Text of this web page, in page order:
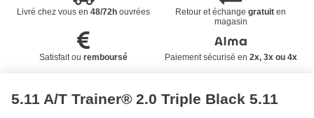
Livré chez vous en 48/72houvrées Retour et échangegratuit en
magasin
Satisfait ou remboursé Paiement sécurisé en 2x, 3x ou 4x
5.11 A/T Trainer® 2.0 Triple Black 5.11